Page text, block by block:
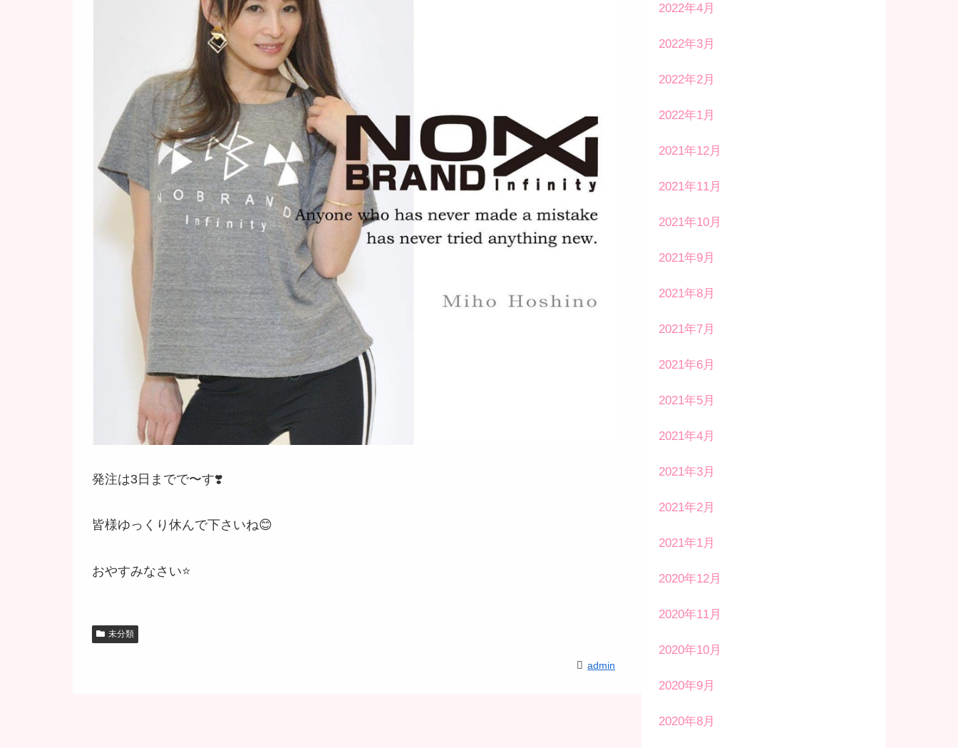
発注は3日までで〜す❣️
皆様ゆっくり休んで下さいね😊
おやすみなさい⭐
未分類
admin
2022年4月
2022年3月
2022年2月
2022年1月
2021年12月
2021年11月
2021年10月
2021年9月
2021年8月
2021年7月
2021年6月
2021年5月
2021年4月
2021年3月
2021年2月
2021年1月
2020年12月
2020年11月
2020年10月
2020年9月
2020年8月